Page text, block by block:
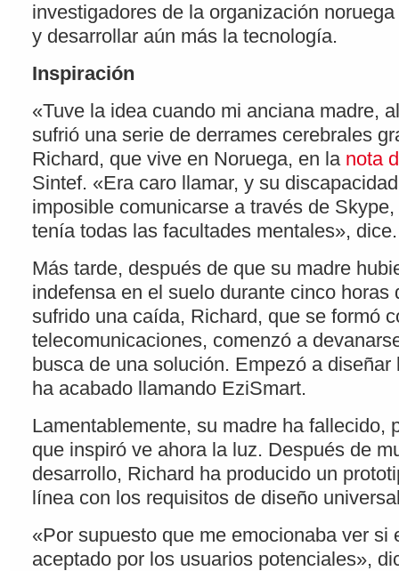
investigadores de la organización
y desarrollar aún más la tecnología.
Inspiración
«Tuve la idea cuando mi anciana madre,
sufrió una serie de derrames cerebrales
Richard, que vive en Noruega, en la nota
Sintef. «Era caro llamar, y su
imposible comunicarse a través de
tenía todas las facultades mentales», dice.
Más tarde, después de que su madre
indefensa en el suelo durante cinco horas
sufrido una caída, Richard, que se formó
telecomunicaciones, comenzó a
busca de una solución. Empezó a diseñar
ha acabado llamando EziSmart.
Lamentablemente, su madre ha fallecido,
que inspiró ve ahora la luz. Después de
desarrollo, Richard ha producido un
línea con los requisitos de diseño
«Por supuesto que me emocionaba ver si
aceptado por los usuarios potenciales»,